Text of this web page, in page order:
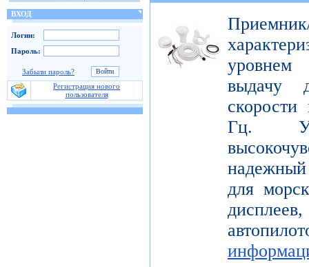
ВХОД
Логин:
Пароль:
Забыли пароль?
Регистрация нового
пользователя
уровнем
выдачу
Гц.
для